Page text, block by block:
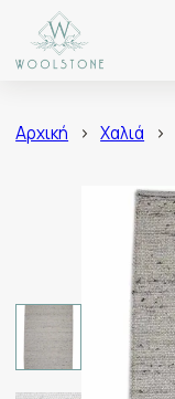
Αρχική > Χαλιά >